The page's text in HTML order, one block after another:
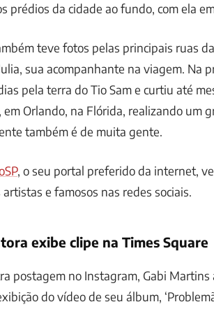
prédios da cidade ao fundo, com ela
teve fotos pelas principais ruas
sua acompanhante na viagem. Na
pela terra do Tio Sam e curtiu até
em Orlando, na Flórida, realizando um
também é de muita gente.
, o seu portal preferido da internet,
e famosos nas redes sociais.
exibe clipe na Times Square
postagem no Instagram, Gabi
do vídeo de seu álbum,